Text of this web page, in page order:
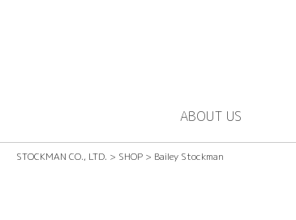
ABOUT US
STOCKMAN CO., LTD. > SHOP > Bailey Stockman